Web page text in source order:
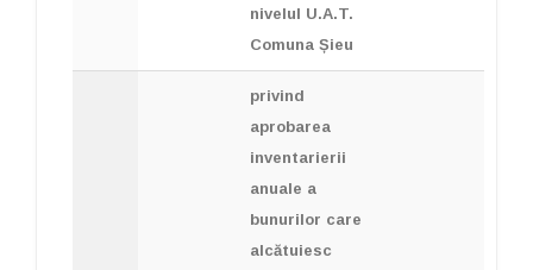
nivelul U.A.T.
Comuna Șieu
privind
aprobarea
inventarierii
anuale a
bunurilor care
alcătuiesc